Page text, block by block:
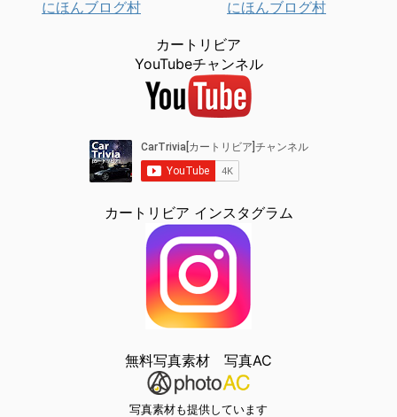
にほんブログ村 にほんブログ村
カートリビア
YouTubeチャンネル
カートリビア インスタグラム
無料写真素材 写真AC
写真素材も提供しています